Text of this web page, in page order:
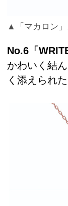
▲「マカロン」
No.6「
かわいく結
く添えられ